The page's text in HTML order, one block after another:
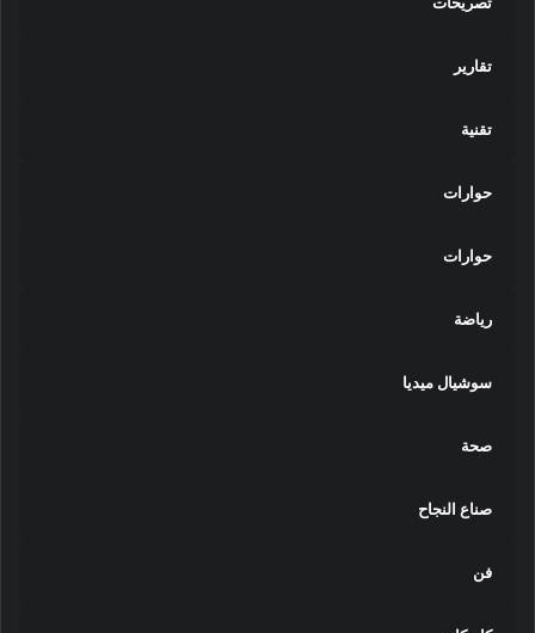
تقارير
تقنية
حوارات
حوارات
رياضة
سوشيال ميديا
صحة
صناع النجاح
فن